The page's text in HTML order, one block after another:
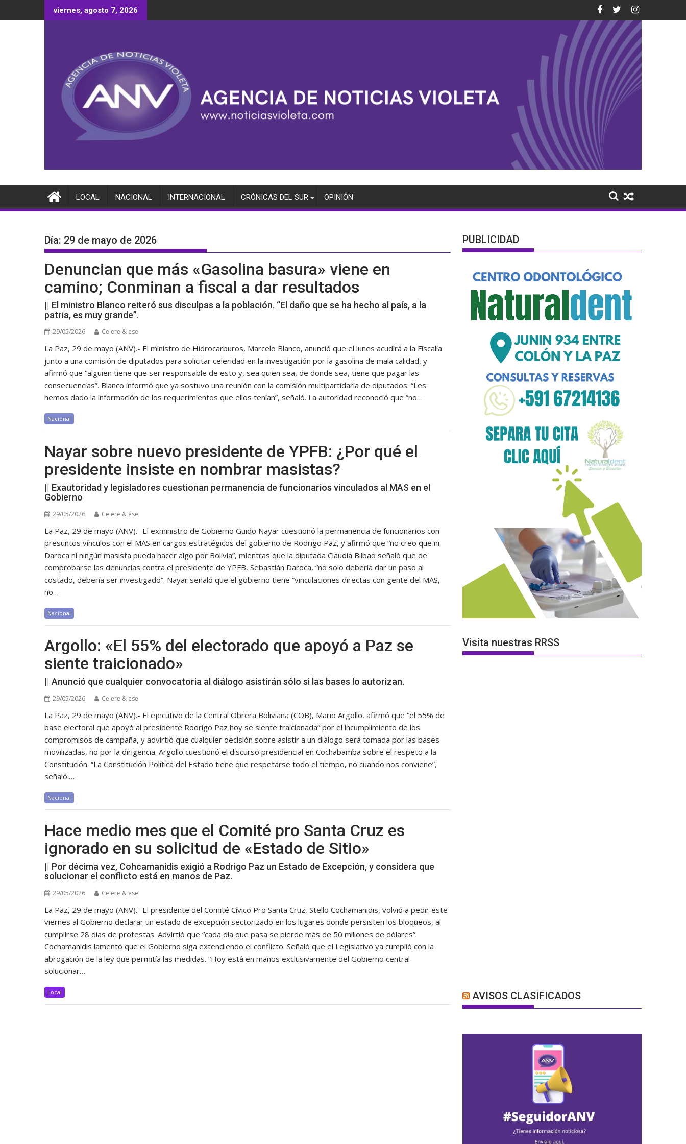
al
viernes, agosto 7, 2026
LOCAL NACIONAL INTERNACIONAL CRÓNICAS DEL SUR OPINIÓN
Día: 29 de mayo de 2026
Denuncian que más «Gasolina basura» viene en
camino; Conminan a fiscal a dar resultados
|| El ministro Blanco reiteró sus disculpas a la población. “El daño que se ha hecho al país, a la
patria, es muy grande”.
29/05/2026 Ce ere & ese
La Paz, 29 de mayo (ANV).- El ministro de Hidrocarburos, Marcelo Blanco, anunció que el lunes acudirá a la Fiscalía
junto a una comisión de diputados para solicitar celeridad en la investigación por la gasolina de mala calidad, y
afirmó que “alguien tiene que ser responsable de esto y, sea quien sea, de donde sea, tiene que pagar las
consecuencias”. Blanco informó que ya sostuvo una reunión con la comisión multipartidaria de diputados. “Les
hemos dado la información de los requerimientos que ellos tenían”, señaló. La autoridad reconoció que “no…
Nacional
Nayar sobre nuevo presidente de YPFB: ¿Por qué el
presidente insiste en nombrar masistas?
|| Exautoridad y legisladores cuestionan permanencia de funcionarios vinculados al MAS en el
Gobierno
29/05/2026 Ce ere & ese
La Paz, 29 de mayo (ANV).- El exministro de Gobierno Guido Nayar cuestionó la permanencia de funcionarios con
presuntos vínculos con el MAS en cargos estratégicos del gobierno de Rodrigo Paz, y afirmó que “no creo que ni
Daroca ni ningún masista pueda hacer algo por Bolivia”, mientras que la diputada Claudia Bilbao señaló que de
comprobarse las denuncias contra el presidente de YPFB, Sebastián Daroca, “no solo debería dar un paso al
costado, debería ser investigado”. Nayar señaló que el gobierno tiene “vinculaciones directas con gente del MAS,
no…
Nacional
Argollo: «El 55% del electorado que apoyó a Paz se
siente traicionado»
|| Anunció que cualquier convocatoria al diálogo asistirán sólo si las bases lo autorizan.
29/05/2026 Ce ere & ese
La Paz, 29 de mayo (ANV).- El ejecutivo de la Central Obrera Boliviana (COB), Mario Argollo, afirmó que “el 55% de
base electoral que apoyó al presidente Rodrigo Paz hoy se siente traicionada” por el incumplimiento de los
compromisos de campaña, y advirtió que cualquier decisión sobre asistir a un diálogo será tomada por las bases
movilizadas, no por la dirigencia. Argollo cuestionó el discurso presidencial en Cochabamba sobre el respeto a la
Constitución. “La Constitución Política del Estado tiene que respetarse todo el tiempo, no cuando nos conviene”,
señaló.…
Nacional
Hace medio mes que el Comité pro Santa Cruz es
ignorado en su solicitud de «Estado de Sitio»
|| Por décima vez, Cohcamanidis exigió a Rodrigo Paz un Estado de Excepción, y considera que
solucionar el conflicto está en manos de Paz.
29/05/2026 Ce ere & ese
La Paz, 29 de mayo (ANV).- El presidente del Comité Cívico Pro Santa Cruz, Stello Cochamanidis, volvió a pedir este
viernes al Gobierno declarar un estado de excepción sectorizado en los lugares donde persisten los bloqueos, al
cumplirse 28 días de protestas. Advirtió que “cada día que pasa se pierde más de 50 millones de dólares”.
Cochamanidis lamentó que el Gobierno siga extendiendo el conflicto. Señaló que el Legislativo ya cumplió con la
abrogación de la ley que permitía las medidas. “Hoy está en manos exclusivamente del Gobierno central
solucionar…
Local
PUBLICIDAD
Visita nuestras RRSS
AVISOS CLASIFICADOS